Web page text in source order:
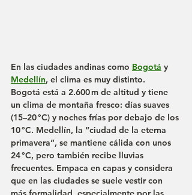
En las ciudades andinas como Bogotá y
Medellín, el clima es muy distinto.
Bogotá está a 2.600 m de altitud y tiene
un clima de montaña fresco: días suaves
(15–20 °C) y noches frías por debajo de los
10 °C. Medellín, la “ciudad de la eterna
primavera”, se mantiene cálida con unos
24 °C, pero también recibe lluvias
frecuentes. Empaca en capas y considera
que en las ciudades se suele vestir con